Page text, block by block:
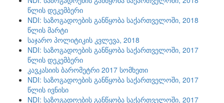
წლის დეკემბერი
NDI: საზოგადოების განწყობა საქართველოში, 2018
წლის მარტი
საჯარო პოლიტიკის კვლევა, 2018
NDI: საზოგადოების განწყობა საქართველოში, 2017
წლის დეკემბერი
კავკასიის ბარომეტრი 2017 სომხეთი
NDI: საზოგადოების განწყობა საქართველოში, 2017
წლის ივნისი
NDI: საზოგადოების განწყობა საქართველოში, 2017